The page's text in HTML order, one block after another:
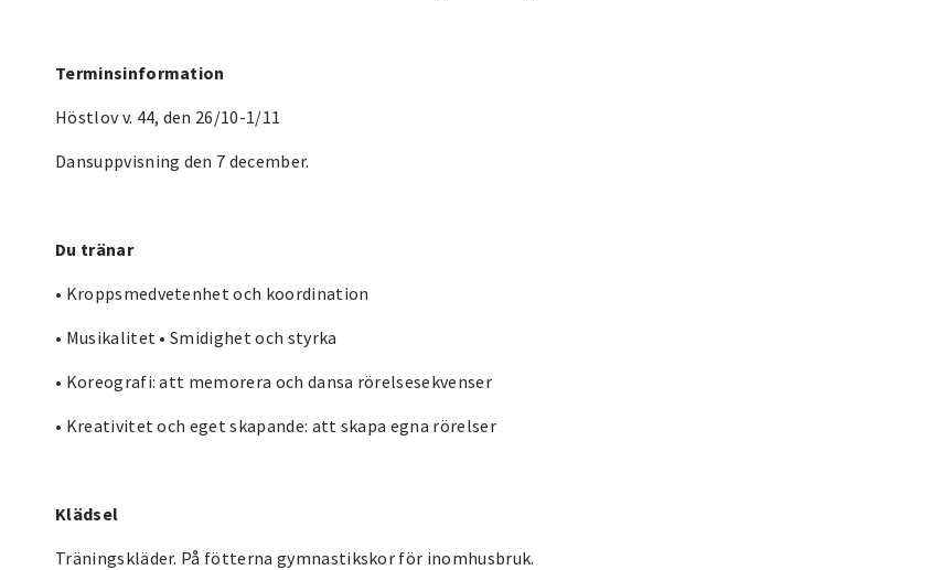
Terminsinformation
Höstlov v. 44, den 26/10-1/11
Dansuppvisning den 7 december.
Du tränar
• Kroppsmedvetenhet och koordination
• Musikalitet • Smidighet och styrka
• Koreografi: att memorera och dansa rörelsesekvenser
• Kreativitet och eget skapande: att skapa egna rörelser
Klädsel
Träningskläder. På fötterna gymnastikskor för inomhusbruk.